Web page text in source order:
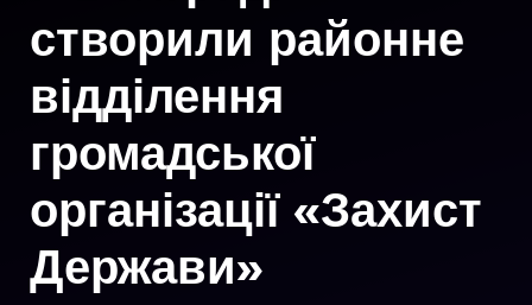
створили районне
відділення
громадської
організації «Захист
Держави»